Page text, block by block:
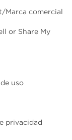
Marca comercial
or Share My
uso
privacidad